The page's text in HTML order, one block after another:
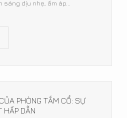
dịu nhẹ, ấm áp...
PHÒNG TẮM CỔ: SỰ
HẤP DẪN